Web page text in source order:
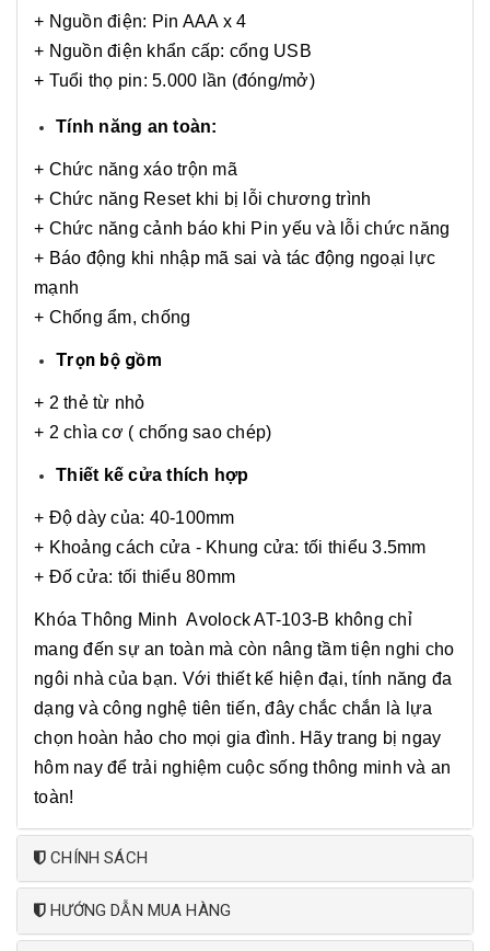
+ Nguồn điện: Pin AAA x 4
+ Nguồn điện khẩn cấp: cổng USB
+ Tuổi thọ pin: 5.000 lần (đóng/mở)
Tính năng an toàn:
+ Chức năng xáo trộn mã
+ Chức năng Reset khi bị lỗi chương trình
+ Chức năng cảnh báo khi Pin yếu và lỗi chức năng
+ Báo động khi nhập mã sai và tác động ngoại lực
mạnh
+ Chống ẩm, chống
Trọn bộ gồm
+ 2 thẻ từ nhỏ
+ 2 chìa cơ ( chống sao chép)
Thiết kế cửa thích hợp
+ Độ dày của: 40-100mm
+ Khoảng cách cửa - Khung cửa: tối thiểu 3.5mm
+ Đố cửa: tối thiểu 80mm
Khóa Thông Minh Avolock AT-103-B không chỉ
mang đến sự an toàn mà còn nâng tầm tiện nghi cho
ngôi nhà của bạn. Với thiết kế hiện đại, tính năng đa
dạng và công nghệ tiên tiến, đây chắc chắn là lựa
chọn hoàn hảo cho mọi gia đình. Hãy trang bị ngay
hôm nay để trải nghiệm cuộc sống thông minh và an
toàn!
CHÍNH SÁCH
HƯỚNG DẪN MUA HÀNG